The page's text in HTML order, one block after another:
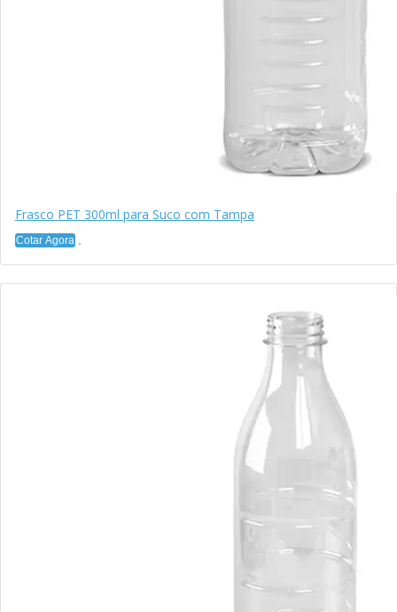
Frasco PET 300ml para Suco com Tampa
Cotar Agora